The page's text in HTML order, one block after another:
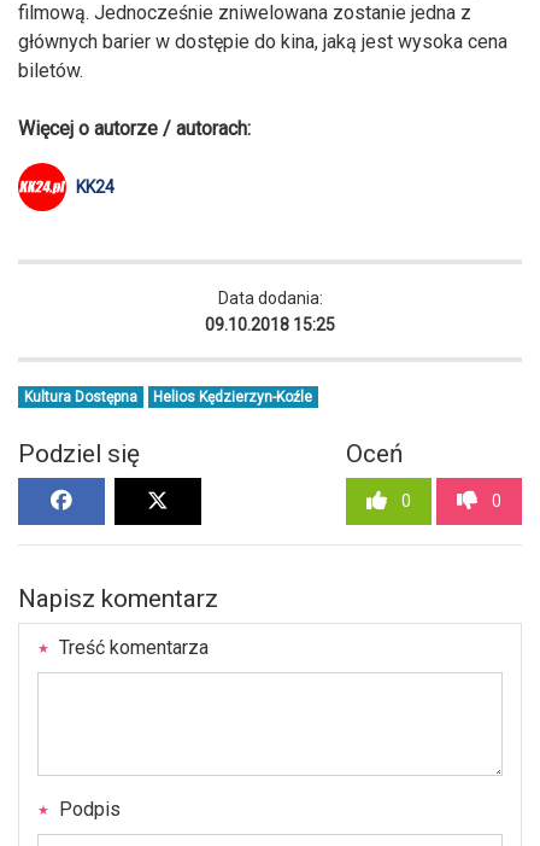
filmową. Jednocześnie zniwelowana zostanie jedna z
głównych barier w dostępie do kina, jaką jest wysoka cena
biletów.
Więcej o autorze / autorach:
KK24
Data dodania:
09.10.2018 15:25
Kultura Dostępna Helios Kędzierzyn-Koźle
Podziel się Oceń
0 0
Napisz komentarz
Treść komentarza
Podpis